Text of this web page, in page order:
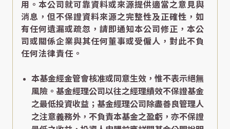
用。本公司就可靠資料或來源提供適當之意見與
消息，但不保證資料來源之完整性及正確性，如
有任何遺漏或疏忽，請即通知本公司修正，本公
司或關係企業與其任何董事或受僱人，對此不負
任何法律責任。
本基金經金管會核准或同意生效，惟不表示絕無
風險。基金經理公司以往之經理績效不保證基金
之最低投資收益；基金經理公司除盡善良管理人
之注意義務外，不負責本基金之盈虧，亦不保證